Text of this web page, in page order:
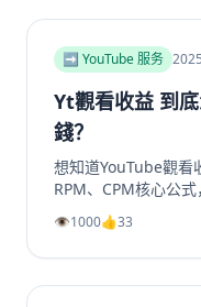
➡️ YouTube 服务
Yt觀看收益 到
錢？
想知道YouTube觀看
RPM、CPM核心公
深入剖析2025年最
投資、科技評測為何
變現策略，從頻道會
👁️1000👍33